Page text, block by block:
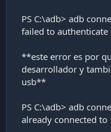
PS C:\adb> adb
failed to
**este error es por
desarrollador y
usb**
PS C:\adb> adb
already connected